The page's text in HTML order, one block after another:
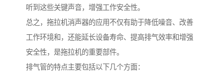
听到这些关键声音，增强工作安全性。
总之，拖拉机消声器的应用不仅有助于降低噪音、改善
工作环境和，还能延长设备寿命、提高排气效率和增强
安全性，是拖拉机的重要部件。
排气管的特点主要包括以下几个方面：